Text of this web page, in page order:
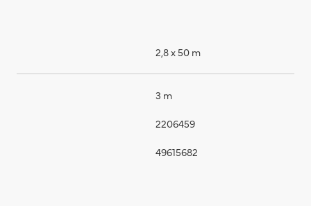
2,8 x 50 m
3 m
2206459
49615682